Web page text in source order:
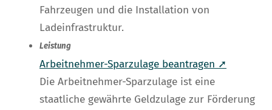
Fahrzeugen und die Installation von
Ladeinfrastruktur.
Leistung
Arbeitnehmer-Sparzulage beantragen ➚
Die Arbeitnehmer-Sparzulage ist eine
staatliche gewährte Geldzulage zur Förderung